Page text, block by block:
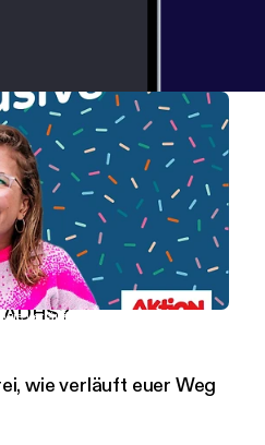
verläuft euer Weg ins Berufsleben?
gehe ich beruflich mit
wie arbeitet ihr mit
wie verläuft euer Weg